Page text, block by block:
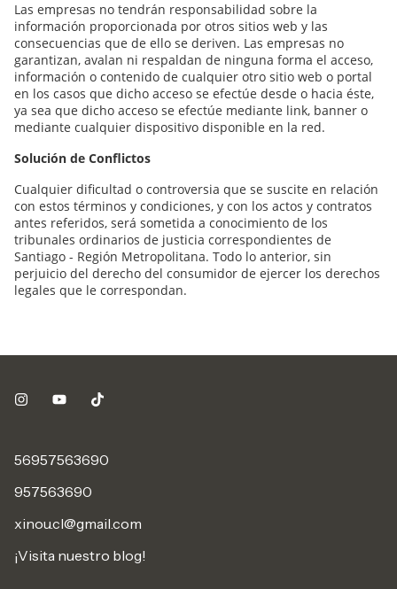
Las empresas no tendrán responsabilidad sobre la
información proporcionada por otros sitios web y las
consecuencias que de ello se deriven. Las empresas no
garantizan, avalan ni respaldan de ninguna forma el acceso,
información o contenido de cualquier otro sitio web o portal
en los casos que dicho acceso se efectúe desde o hacia éste,
ya sea que dicho acceso se efectúe mediante link, banner o
mediante cualquier dispositivo disponible en la red.
Solución de Conflictos
Cualquier dificultad o controversia que se suscite en relación
con estos términos y condiciones, y con los actos y contratos
antes referidos, será sometida a conocimiento de los
tribunales ordinarios de justicia correspondientes de
Santiago - Región Metropolitana. Todo lo anterior, sin
perjuicio del derecho del consumidor de ejercer los derechos
legales que le correspondan.
56957563690
957563690
xinou.cl@gmail.com
¡Visita nuestro blog!